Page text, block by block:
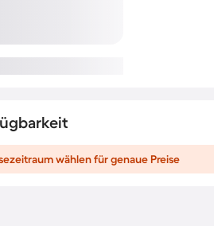
wählen für genaue Preise